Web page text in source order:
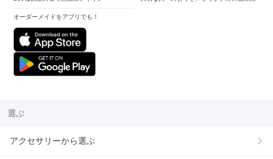
オーダーメイドをアプリでも！
選ぶ
アクセサリーから選ぶ